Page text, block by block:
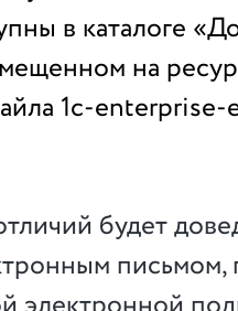
в каталоге
на
1c-
будет